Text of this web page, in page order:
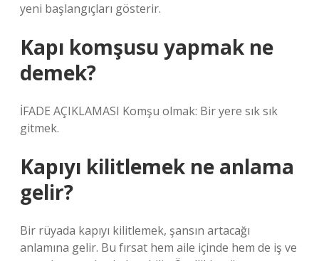
yeni başlangıçları gösterir.
Kapı komşusu yapmak ne
demek?
İFADE AÇIKLAMASI Komşu olmak: Bir yere sık sık
gitmek.
Kapıyı kilitlemek ne anlama
gelir?
Bir rüyada kapıyı kilitlemek, şansın artacağı
anlamına gelir. Bu fırsat hem aile içinde hem de iş ve